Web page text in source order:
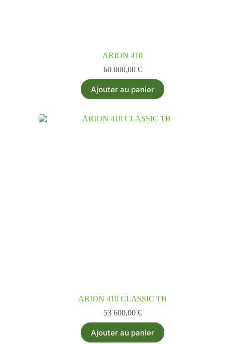
ARION 410
60 000,00 €
Ajouter au panier
ARION 410 CLASSIC TB
53 600,00 €
Ajouter au panier